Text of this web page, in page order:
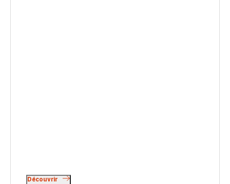
Découvrir